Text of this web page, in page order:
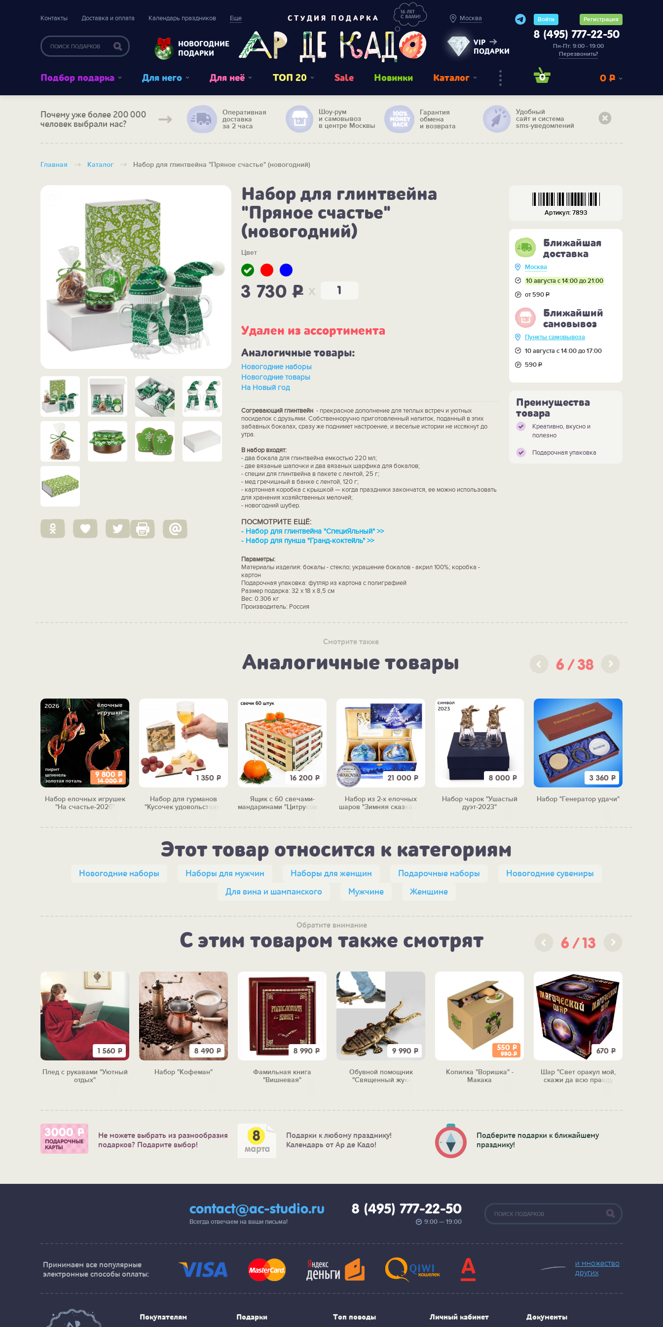
Контакты Доставка и оплата Календарь праздников Еще
НОВОГОДНИЕ
ПОДАРКИ
СТУДИЯ ПОДАРКА Москва
VIP
ПОДАРКИ
Войти Регистрация
8 (495) 777-22-50
Пн-Пт: 9:00 - 19:00
Перезвонить?
Подбор подарка Для него Для неё ТОП 20 Sale Новинки Каталог 0 0 Р
Почему уже более 200 000
человек выбрали нас?
Оперативная
доставка
за 2 часа
Шоу-рум
и самовывоз
в центре Москвы
Гарантия
обмена
и возврата
Удобный
сайт и система
sms-уведомлений
Главная Каталог Набор для глинтвейна "Пряное счастье" (новогодний)
Набор для глинтвейна
"Пряное счастье"
(новогодний)
Цвет
3 730P x
Удален из ассортимента
Аналогичные товары:
Новогодние наборы
Новогодние товары
На Новый год
Согревающий глинтвейн - прекрасное дополнение для теплых встреч и уютных
посиделок с друзьями. Собственноручно приготовленный напиток, поданный в этих
забавных бокалах, сразу же поднимет настроение, и веселые истории не иссякнут до
утра.
В набор входят:
- два бокала для глинтвейна емкостью 220 мл;
- две вязаные шапочки и два вязаных шарфика для бокалов;
- специи для глинтвейна в пакете с лентой, 25 г;
- мед гречишный в банке с лентой, 120 г;
- картонная коробка с крышкой — когда праздники закончатся, ее можно использовать
для хранения хозяйственных мелочей;
- новогодний шубер.
ПОСМОТРИТЕ ЕЩЁ:
- Набор для глинтвейна "СпециЯльный" >>
- Набор для пунша "Гранд-коктейль" >>
Параметры:
Материалы изделия: бокалы - стекло; украшение бокалов - акрил 100%; коробка -
картон
Подарочная упаковка: футляр из картона с полиграфией
Размер подарка: 32 х 18 х 8,5 см
Вес: 0.306 кг
Производитель: Россия
Артикул: 7893
Ближайшая
доставка
Москва
10 августа с 14:00 до 21:00
от 590Р
Ближайший
самовывоз
Пункты самовывоза
10 августа с 14:00 до 17:00
590Р
Преимущества
товара
Креативно, вкусно и
полезно
Подарочная упаковка
Смотрите также
Аналогичные товары 6 38
9 800 Р
14 000Р
Набор елочных игрушек
"На счастье-2026"
1 350 Р
Набор для гурманов
"Кусочек удовольствия"
16 200 Р
Ящик с 60 свечами-
мандаринами "Цитрусовый
21 000 Р
Набор из 2-х елочных
шаров "Зимняя сказка #1"
8 000 Р
Набор чарок "Ушастый
дуэт-2023"
3 360 Р
Набор "Генератор удачи"
Этот товар относится к категориям
Новогодние наборы Наборы для мужчин Наборы для женщин Подарочные наборы
Новогодние сувениры
Для вина и шампанского
Мужчине Женщине
Обратите внимание
С этим товаром также смотрят 6 13
1 560 Р
Плед с рукавами "Уютный
отдых"
8 490 Р
Набор "Кофеман"
8 990 Р
Фамильная книга
"Вишневая"
9 990 Р
Обувной помощник
"Священный жук-
550 Р
990Р
Копилка "Воришка" -
Макака
670 Р
Шар "Свет оракул мой,
скажи да всю правду
Не можете выбрать из разнообразия
подарков? Подарите выбор!
Подарки к любому празднику!
Календарь от Ар де Кадо!
Подберите подарки к ближайшему
празднику!
contact@ac-studio.ru
Всегда отвечаем на ваши письма!
8 (495) 777-22-50
9:00 — 19:00
Принимаем все популярные
электронные способы оплаты:
и множество
других
Покупателям Подарки Топ поводы Личный кабинет Документы